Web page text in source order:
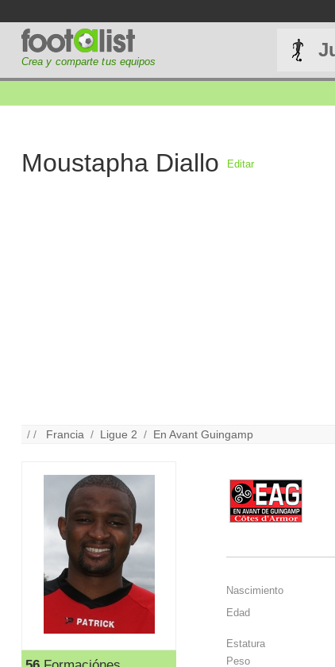
Crea y comparte tus equipos
Moustapha Diallo Editar
/ / Francia / Ligue 2 / En Avant Guingamp
Nascimiento
Edad
Estatura
Peso